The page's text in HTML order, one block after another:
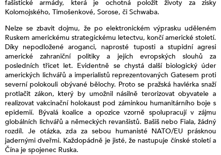
fašistické armády, která je ochotná položit životy za zisky
Kolomojského, Timošenkové, Sorose, či Schwaba.
Nelze se zbavit dojmu, že po elektronickém výprasku uděleném
Ruskem americkému strategickému letectvu, končí americké století.
Díky nepodložené aroganci, naprosté tuposti a stupidní agresi
americké zahraniční politiky a jejích evropských slouhů za
posledních třicet let. Evidentně se chystá další biologický úder
amerických lichvářů a imperialistů reprezentovaných Gatesem proti
severní polokouli obývané bělochy. Proto se pražská havlérka snaží
protlačit zákon, který by umožnil násilně terorizovat obyvatele a
realizovat vakcinační holokaust pod záminkou humanitárního boje s
epidemií. Bývalá koalice a opozice vzorně spolupracují v zájmu
globálních lichvářů a německých revanšistů. Bašiš nebo Fiala, žádný
rozdíl. Je otázka, zda za sebou humanisté NATO/EU prásknou
jadernými dveřmi. Každopádně je jisté, že nastupuje čínské století a
Čína je spojenec Ruska.